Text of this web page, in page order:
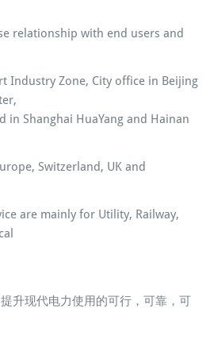
relationship with end users and
Industry Zone, City office in Beijing
in Shanghai HuaYang and Hainan
Switzerland, UK and
are mainly for Utility, Railway,
升现代电力使用的可行，可靠，可